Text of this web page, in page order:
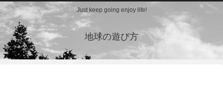
Just keep going enjoy life!
地球の遊び方